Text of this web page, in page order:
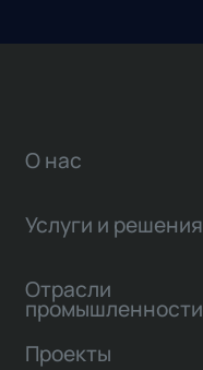
О нас
Услуги и решения
Отрасли
промышленности
Проекты